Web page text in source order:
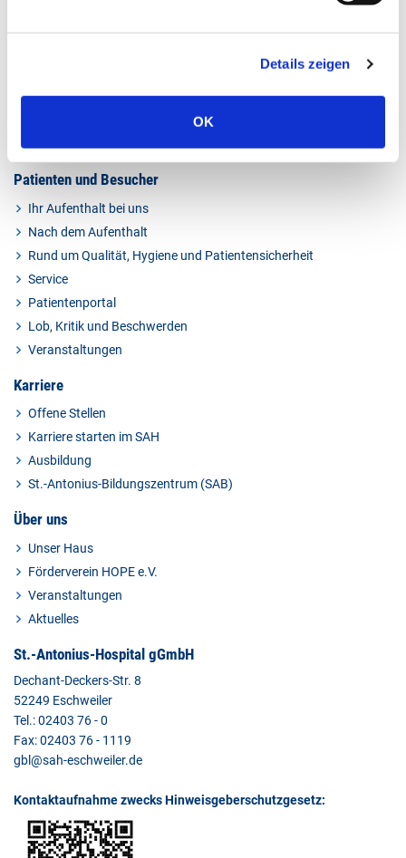
Details zeigen
OK
Ambulante Angebote
Pflege im St.-Antonius-Hospital
Apotheke
Patienten und Besucher
Ihr Aufenthalt bei uns
Nach dem Aufenthalt
Rund um Qualität, Hygiene und Patientensicherheit
Service
Patientenportal
Lob, Kritik und Beschwerden
Veranstaltungen
Karriere
Offene Stellen
Karriere starten im SAH
Ausbildung
St.-Antonius-Bildungszentrum (SAB)
Über uns
Unser Haus
Förderverein HOPE e.V.
Veranstaltungen
Aktuelles
St.-Antonius-Hospital gGmbH
Dechant-Deckers-Str. 8
52249 Eschweiler
Tel.: 02403 76 - 0
Fax: 02403 76 - 1119
gbl@sah-eschweiler.de
Kontaktaufnahme zwecks Hinweisgeberschutzgesetz: